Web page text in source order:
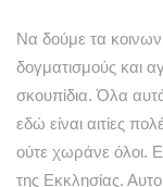
Να δούμε τα
δογματισμούς και
σκουπίδια. Όλα
εδώ είναι αιτίες
ούτε χωράνε όλοι.
της Εκκλησίας.